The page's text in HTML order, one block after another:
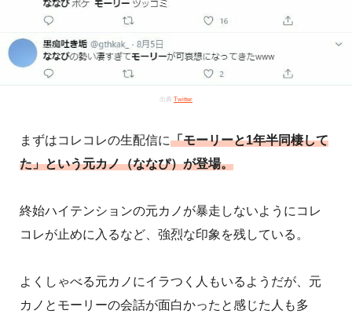
出典 Twitter
まずはコレコレの生配信に「モーリーと1年半同棲して
た」という元カノ（ななぴ）が登場。
終始ハイテンションの元カノが暴走しないようにコレ
コレが止めに入るなど、強烈な印象を残している。
よくしゃべる元カノにイラつく人もいるようだが、元
カノとモーリーの会話が面白かったと感じた人も多